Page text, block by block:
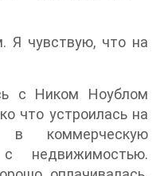
Я чувствую, что на
с Ником Ноублом
что устроилась на
в коммерческую
недвижимостью.